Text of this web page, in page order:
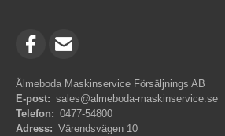
Älmeboda Maskinservice Försäljnings AB
E-post: sales@almeboda-maskinservice.se
Telefon: 0477-54800
Adress: Värendsvägen 10